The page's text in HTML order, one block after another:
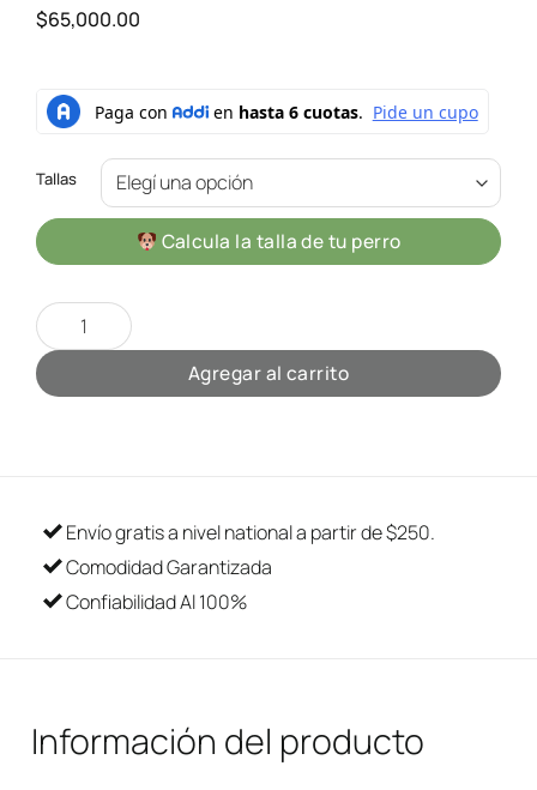
$65,000.00
Tallas
Calcula la talla de tu perro
Fendi Luxe cantidad
Agregar al carrito
Envío gratis a nivel national a partir de $250.
Comodidad Garantizada
Confiabilidad Al 100%
Información del producto